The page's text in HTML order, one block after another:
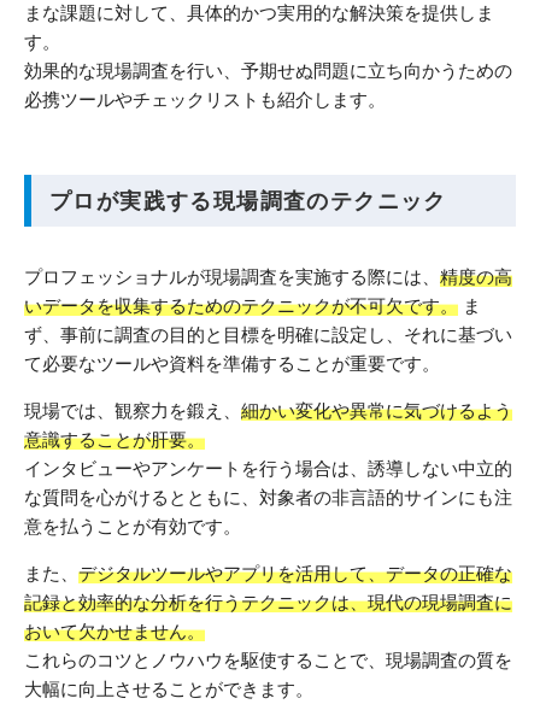
まな課題に対して、具体的かつ実用的な解決策を提供しま
す。
効果的な現場調査を行い、予期せぬ問題に立ち向かうための
必携ツールやチェックリストも紹介します。
プロが実践する現場調査のテクニック
プロフェッショナルが現場調査を実施する際には、 精度の高
いデータを収集するためのテクニックが不可欠です。 ま
ず、事前に調査の目的と目標を明確に設定し、それに基づい
て必要なツールや資料を準備することが重要です。
現場では、観察力を鍛え、 細かい変化や異常に気づけるよう
意識することが肝要。
インタビューやアンケートを行う場合は、誘導しない中立的
な質問を心がけるとともに、対象者の非言語的サインにも注
意を払うことが有効です。
また、 デジタルツールやアプリを活用して、データの正確な
記録と効率的な分析を行うテクニックは、現代の現場調査に
おいて欠かせません。
これらのコツとノウハウを駆使することで、現場調査の質を
大幅に向上させることができます。